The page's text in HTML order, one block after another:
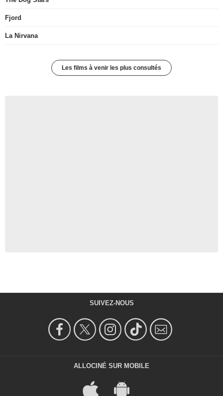
Fjord
La Nirvana
Les films à venir les plus consultés
SUIVEZ-NOUS
ALLOCINÉ SUR MOBILE